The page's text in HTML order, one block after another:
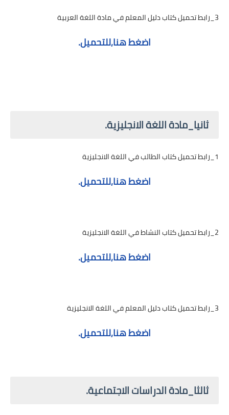
3_رابط تحميل كتاب دليل المعلم في مادة اللغة العربية
اضغط هنا,للتحميل.
ثانيا_مادة اللغة الانجليزية.
1_رابط تحميل كتاب الطالب في اللغة الانجليزية
اضغط هنا,للتحميل.
2_رابط تحميل كتاب النشاط في اللغة الانجليزية
اضغط هنا,للتحميل.
3_رابط تحميل كتاب دليل المعلم في اللغة الانجليزية
اضغط هنا,للتحميل.
ثالثا_مادة الدراسات الاجتماعية.